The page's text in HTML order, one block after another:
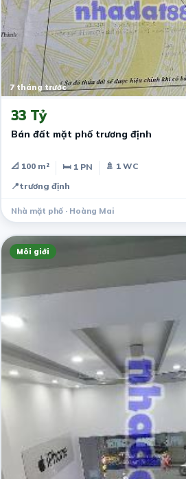
7 tháng trước
33 Tỷ
Bán đất mặt phố trương định
📐 100 m² 🛏 1 PN
🚿 1 WC
📍trương định
Nhà mặt phố · Hoàng Mai
Môi giới